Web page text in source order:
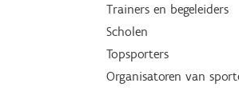
Trainers en begeleiders
Scholen
Topsporters
Organisatoren van